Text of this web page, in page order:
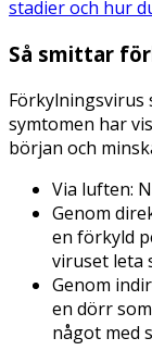
stadier och hur
Så smittar
Förkylningsvirus
symtomen har
början och
Via luften:
Genom
en förkyld
viruset leta
Genom
en dörr
något med